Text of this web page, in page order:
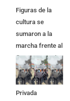
Figuras de la
cultura se
sumaron a la
marcha frente al
Congreso contra
la Ley de
Propiedad
Privada